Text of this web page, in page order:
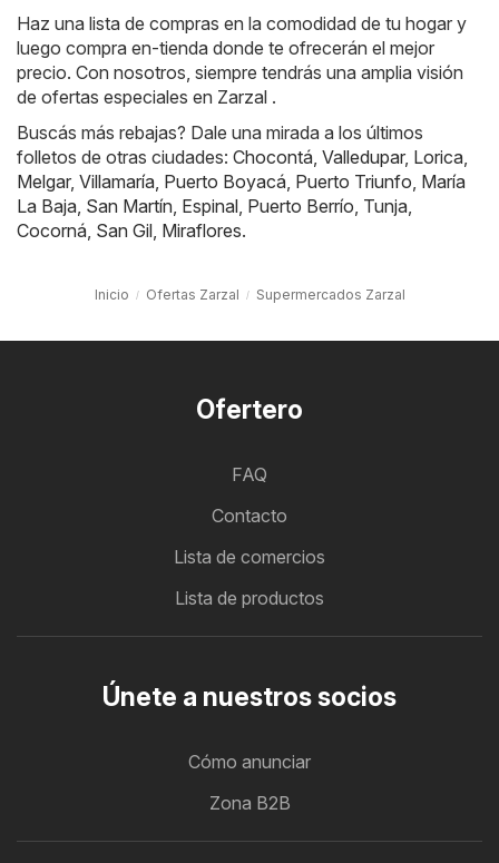
Haz una lista de compras en la comodidad de tu hogar y
luego compra en-tienda donde te ofrecerán el mejor
precio. Con nosotros, siempre tendrás una amplia visión
de ofertas especiales en Zarzal .
Buscás más rebajas? Dale una mirada a los últimos
folletos de otras ciudades: Chocontá Valledupar, Lorica
Melgar, Villamaría Puerto Boyacá Puerto Triunfo María
La Baja San Martín Espinal Puerto Berrío Tunja
Cocorná San Gil Miraflores.
Inicio Ofertas Zarzal Supermercados Zarzal
Ofertero
FAQ
Contacto
Lista de comercios
Lista de productos
Únete a nuestros socios
Cómo anunciar
Zona B2B